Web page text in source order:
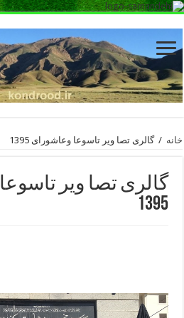
خانه / گالری تصا ویر تاسوعا وعاشورای 1395
گالری تصا ویر
1395